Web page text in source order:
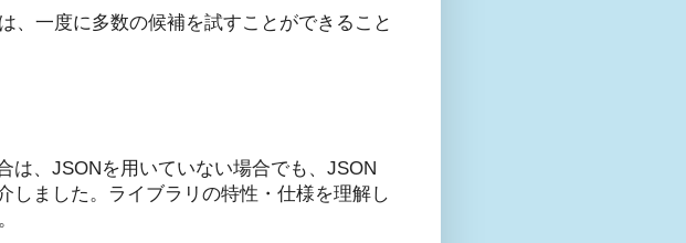
、一度に多数の候補を試すことができること
は、JSONを用いていない場合でも、JSON
しました。ライブラリの特性・仕様を理解し